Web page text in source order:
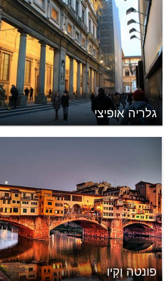
גלריה אופיצי
פונטה וֶקְיו